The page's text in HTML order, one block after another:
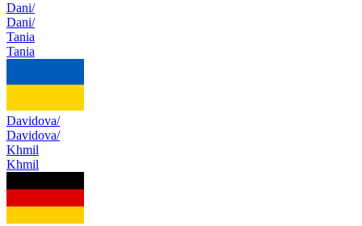
Dani/
Dani/
Tania
Tania
Davidova/
Davidova/
Khmil
Khmil